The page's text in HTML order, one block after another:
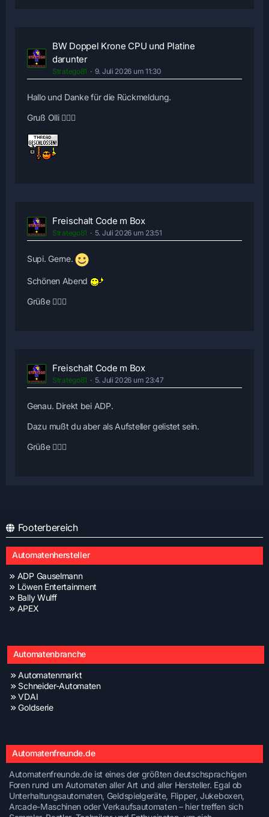
BW Doppel Krone CPU und Platine
darunter
Stratego81 9. Juli 2026 um 11:30
Hallo und Danke für die Rückmeldung.
Gruß Olli 🙋🏻‍♂️
Freischalt Code m Box
Stratego81 5. Juli 2026 um 23:51
Supi. Gerne.
Schönen Abend
Grüße 🙋🏻‍♂️
Freischalt Code m Box
Stratego81 5. Juli 2026 um 23:47
Genau. Direkt bei ADP.
Dazu mußt du aber als Aufsteller gelistet sein.
Grüße 🙋🏻‍♂️
Footerbereich
Automatenhersteller
ADP Gauselmann
Löwen Entertainment
Bally Wulff
APEX
Automatenbranche
Automatenmarkt
Schneider-Automaten
VDAI
Goldserie
Automatenfreunde.de
Automatenfreunde.de ist eines der größten deutschsprachigen
Foren rund um Automaten aller Art und aller Hersteller. Egal ob
Unterhaltungsautomaten, Geldspielgeräte, Flipper, Jukeboxen,
Arcade-Maschinen oder Verkaufsautomaten – hier treffen sich